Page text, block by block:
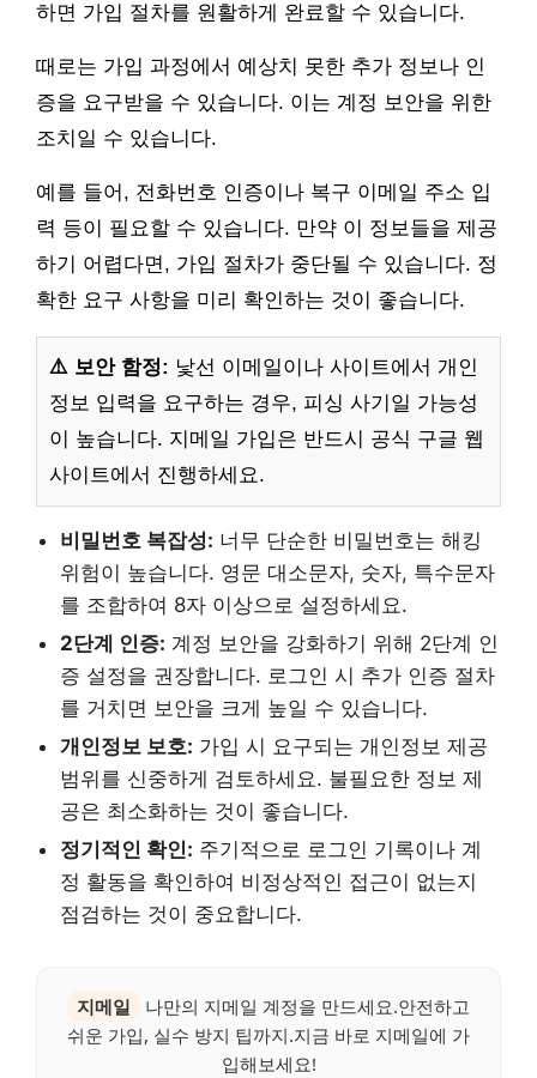
하면 가입 절차를 원활하게 완료할 수 있습니다.
때로는 가입 과정에서 예상치 못한 추가 정보나 인
증을 요구받을 수 있습니다. 이는 계정 보안을 위한
조치일 수 있습니다.
예를 들어, 전화번호 인증이나 복구 이메일 주소 입
력 등이 필요할 수 있습니다. 만약 이 정보들을 제공
하기 어렵다면, 가입 절차가 중단될 수 있습니다. 정
확한 요구 사항을 미리 확인하는 것이 좋습니다.
⚠️ 보안 함정: 낯선 이메일이나 사이트에서 개인
정보 입력을 요구하는 경우, 피싱 사기일 가능성
이 높습니다. 지메일 가입은 반드시 공식 구글 웹
사이트에서 진행하세요.
비밀번호 복잡성: 너무 단순한 비밀번호는 해킹
위험이 높습니다. 영문 대소문자, 숫자, 특수문자
를 조합하여 8자 이상으로 설정하세요.
2단계 인증: 계정 보안을 강화하기 위해 2단계 인
증 설정을 권장합니다. 로그인 시 추가 인증 절차
를 거치면 보안을 크게 높일 수 있습니다.
개인정보 보호: 가입 시 요구되는 개인정보 제공
범위를 신중하게 검토하세요. 불필요한 정보 제
공은 최소화하는 것이 좋습니다.
정기적인 확인: 주기적으로 로그인 기록이나 계
정 활동을 확인하여 비정상적인 접근이 없는지
점검하는 것이 중요합니다.
지메일
나만의 지메일 계정을 만드세요.안전하고
쉬운 가입, 실수 방지 팁까지.지금 바로 지메일에 가
입해보세요!